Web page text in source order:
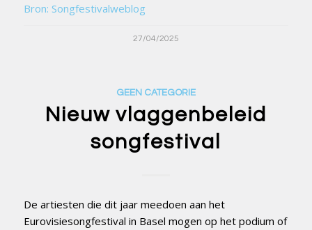
Bron: Songfestivalweblog
27/04/2025
GEEN CATEGORIE
Nieuw vlaggenbeleid
songfestival
De artiesten die dit jaar meedoen aan het
Eurovisiesongfestival in Basel mogen op het podium of